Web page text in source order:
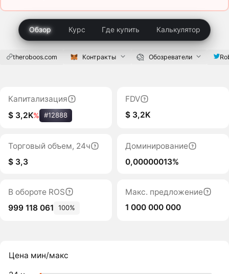
Обзор Курс Где купить Калькулятор
theroboos.com Контракты Обозреватели
Капитализация
$ 3,2K% #12888
FDV
$ 3,2K
Торговый объем, 24ч
$ 3,3
Доминирование
0,00000013%
В обороте ROS
999 118 061
100%
Макс. предложение
1 000 000 000
Цена мин/макс